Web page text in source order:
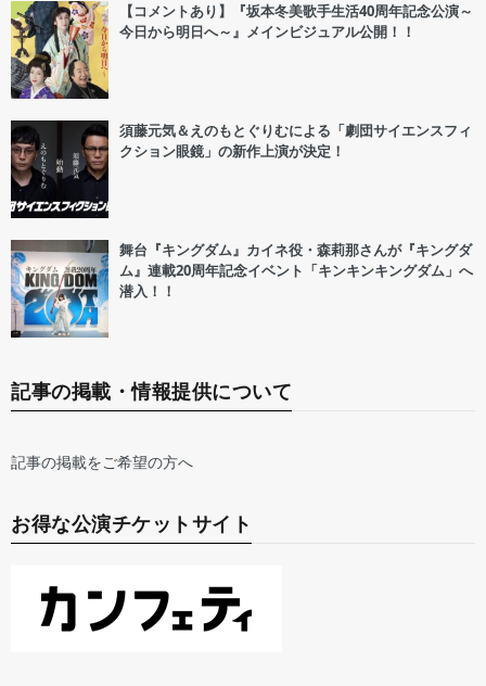
【コメントあり】『坂本冬美歌手生活40周年記念公演～
今日から明日へ～』メインビジュアル公開！！
須藤元気＆えのもとぐりむによる「劇団サイエンスフィ
クション眼鏡」の新作上演が決定！
舞台『キングダム』カイネ役・森莉那さんが『キングダ
ム』連載20周年記念イベント「キンキンキングダム」へ
潜入！！
記事の掲載・情報提供について
記事の掲載をご希望の方へ
お得な公演チケットサイト